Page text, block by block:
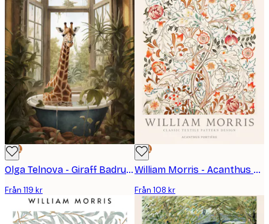
DEAL
Olga Telnova - Giraff Badrum Poster
Från 119 kr
DEAL
William Morris - Acanthus Portière Poster
Från 108 kr